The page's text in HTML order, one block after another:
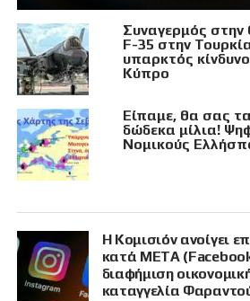
Συναγερμός στην
F-35 στην
υπαρκτός
Κύπρο
Είπαμε, θα σας
δώδεκα μίλια!
Νομικούς
Η Κομισιόν ανοίγει
κατά META
διαφήμιση
καταγγελία